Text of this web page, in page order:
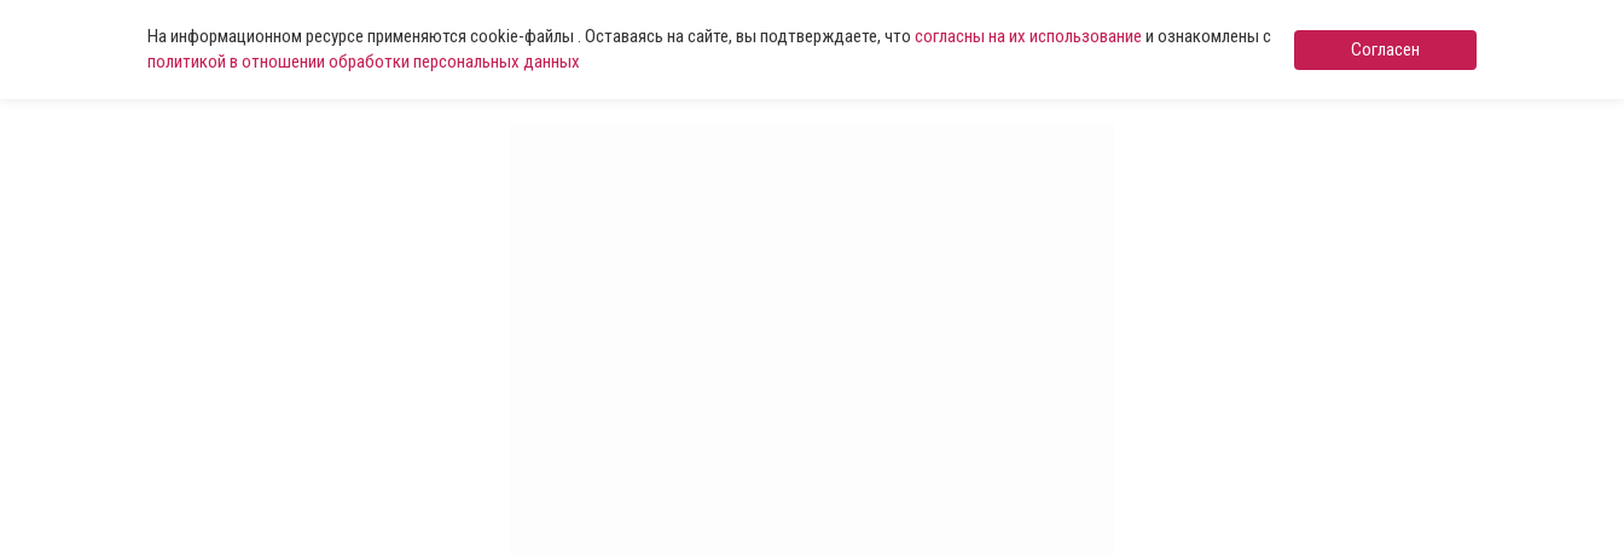
На информационном ресурсе применяются cookie-файлы . Оставаясь на сайте, вы подтверждаете, что согласны на их использование и ознакомлены с
политикой в отношении обработки персональных данных
Согласен